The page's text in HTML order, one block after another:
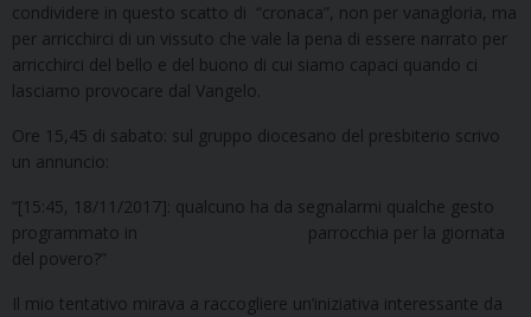
condividere in questo scatto di “cronaca”, non per vanagloria, ma
per arricchirci di un vissuto che vale la pena di essere narrato per
arricchirci del bello e del buono di cui siamo capaci quando ci
lasciamo provocare dal Vangelo.
Ore 15,45 di sabato: sul gruppo diocesano del presbiterio scrivo
un annuncio:
“[15:45, 18/11/2017]: qualcuno ha da segnalarmi qualche gesto
programmato in parrocchia per la giornata
del povero?”
Il mio tentativo mirava a raccogliere un’iniziativa interessante da